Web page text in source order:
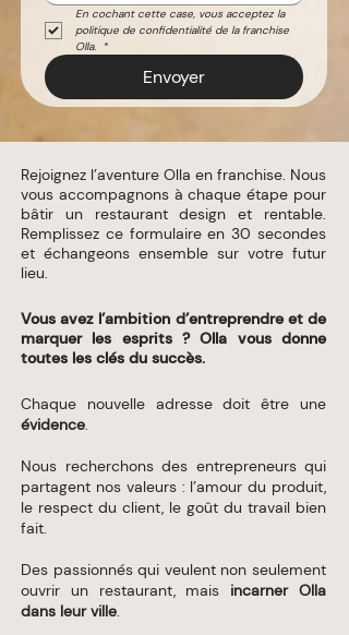
En cochant cette case, vous acceptez la
politique de confidentialité de la franchise
Olla.
*
Envoyer
Rejoignez l’aventure Olla en franchise. Nous
vous accompagnons à chaque étape pour
bâtir un restaurant design et rentable.
Remplissez ce formulaire en 30 secondes
et échangeons ensemble sur votre futur
lieu.​​​​
Vous avez l’ambition d’entreprendre et de
marquer les esprits ? Olla vous donne
toutes les clés du succès.
Chaque nouvelle adresse doit être une
évidence.
Nous recherchons des entrepreneurs qui
partagent nos valeurs : l’amour du produit,
le respect du client, le goût du travail bien
fait.
Des passionnés qui veulent non seulement
ouvrir un restaurant, mais incarner Olla
dans leur ville.